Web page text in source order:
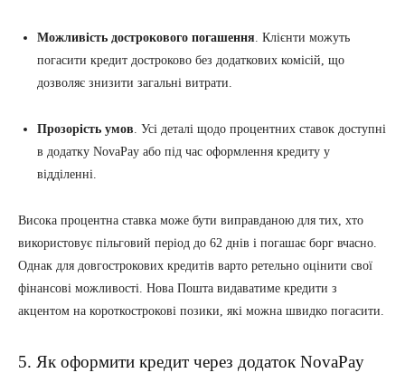
Можливість дострокового погашення. Клієнти можуть
погасити кредит достроково без додаткових комісій, що
дозволяє знизити загальні витрати.
Прозорість умов. Усі деталі щодо процентних ставок доступні
в додатку NovaPay або під час оформлення кредиту у
відділенні.
Висока процентна ставка може бути виправданою для тих, хто
використовує пільговий період до 62 днів і погашає борг вчасно.
Однак для довгострокових кредитів варто ретельно оцінити свої
фінансові можливості. Нова Пошта видаватиме кредити з
акцентом на короткострокові позики, які можна швидко погасити.
5. Як оформити кредит через додаток NovaPay